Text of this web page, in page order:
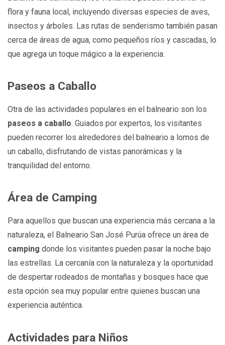
flora y fauna local, incluyendo diversas especies de aves,
insectos y árboles. Las rutas de senderismo también pasan
cerca de áreas de agua, como pequeños ríos y cascadas, lo
que agrega un toque mágico a la experiencia.
Paseos a Caballo
Otra de las actividades populares en el balneario son los
paseos a caballo. Guiados por expertos, los visitantes
pueden recorrer los alrededores del balneario a lomos de
un caballo, disfrutando de vistas panorámicas y la
tranquilidad del entorno.
Área de Camping
Para aquellos que buscan una experiencia más cercana a la
naturaleza, el Balneario San José Purúa ofrece un área de
camping donde los visitantes pueden pasar la noche bajo
las estrellas. La cercanía con la naturaleza y la oportunidad
de despertar rodeados de montañas y bosques hace que
esta opción sea muy popular entre quienes buscan una
experiencia auténtica.
Actividades para Niños